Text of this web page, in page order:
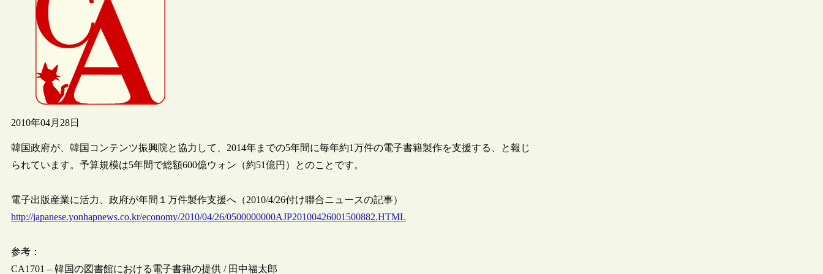
2010年04月28日
韓国政府が、韓国コンテンツ振興院と協力して、2014年までの5年間に毎年約1万件の電子書籍製作を支援する、と報じ
られています。予算規模は5年間で総額600億ウォン（約51億円）とのことです。
電子出版産業に活力、政府が年間１万件製作支援へ（2010/4/26付け聯合ニュースの記事）
http://japanese.yonhapnews.co.kr/economy/2010/04/26/0500000000AJP20100426001500882.HTML
参考：
CA1701 – 韓国の図書館における電子書籍の提供 / 田中福太郎